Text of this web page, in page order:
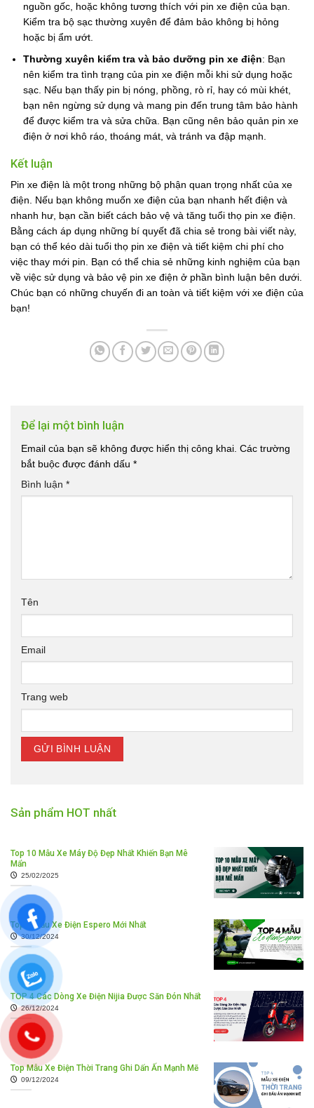
nguồn gốc, hoặc không tương thích với pin xe điện của bạn.
Kiểm tra bộ sạc thường xuyên để đảm bảo không bị hỏng
hoặc bị ẩm ướt.
Thường xuyên kiểm tra và bảo dưỡng pin xe điện: Bạn
nên kiểm tra tình trạng của pin xe điện mỗi khi sử dụng hoặc
sạc. Nếu bạn thấy pin bị nóng, phồng, rò rỉ, hay có mùi khét,
bạn nên ngừng sử dụng và mang pin đến trung tâm bảo hành
để được kiểm tra và sửa chữa. Bạn cũng nên bảo quản pin xe
điện ở nơi khô ráo, thoáng mát, và tránh va đập mạnh.
Kết luận
Pin xe điện là một trong những bộ phận quan trọng nhất của xe
điện. Nếu bạn không muốn xe điện của bạn nhanh hết điện và
nhanh hư, bạn cần biết cách bảo vệ và tăng tuổi thọ pin xe điện.
Bằng cách áp dụng những bí quyết đã chia sẻ trong bài viết này,
bạn có thể kéo dài tuổi thọ pin xe điện và tiết kiệm chi phí cho
việc thay mới pin. Bạn có thể chia sẻ những kinh nghiệm của bạn
về việc sử dụng và bảo vệ pin xe điện ở phần bình luận bên dưới.
Chúc bạn có những chuyến đi an toàn và tiết kiệm với xe điện của
bạn!
Để lại một bình luận
Email của bạn sẽ không được hiển thị công khai. Các trường
bắt buộc được đánh dấu *
Bình luận *
Tên
Email
Trang web
Sản phẩm HOT nhất
Top 10 Mẫu Xe Máy Độ Đẹp Nhất Khiến Bạn Mê
Mẩn
25/02/2025
Top 4 Mẫu Xe Điện Espero Mới Nhất
30/12/2024
TOP 4 Các Dòng Xe Điện Nijia Được Săn Đón Nhất
26/12/2024
Top Mẫu Xe Điện Thời Trang Ghi Dấn Ấn Mạnh Mẽ
09/12/2024